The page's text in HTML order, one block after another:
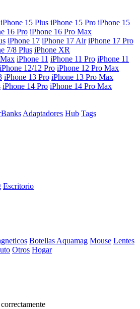
iPhone 15 Plus iPhone 15 Pro iPhone 15
16 Pro iPhone 16 Pro Max
iPhone 17 iPhone 17 Air iPhone 17 Pro
7/8 Plus iPhone XR
iPhone 11 iPhone 11 Pro iPhone 11
iPhone 12/12 Pro iPhone 12 Pro Max
iPhone 13 Pro iPhone 13 Pro Max
iPhone 14 Pro iPhone 14 Pro Max
Adaptadores Hub Tags
Escritorio
Botellas Aquamag Mouse Lentes
Otros Hogar